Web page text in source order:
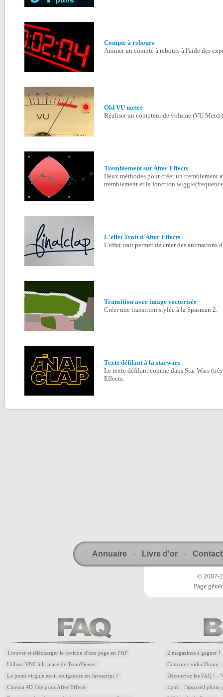
Compte à rebours
Animer un compte à rebours à l'aide des
Old VU meter
Réaliser un compteur de volume (VU
Tremblement sur After Effects
Deux méthodes pour créer un tremblement
tremblement et la fonction
L'effet Trait d'After Effects
L'effet trait permet de créer des animations
Transition avec image vectorisée
Créer une transition stylée à la Spasman 2.
Texte défilant à la starwars
Le texte défilant comme dans Star Wars
Effects.
Annuaire - Livre d'or - Contact
© 2007-
Page
Trouver et télécharger le favicon d'une page en PHP
Utiliser VNC à la place de TeamViewer
Le point virgule est-il obligatoire en Javascript ?
Cinema 4D Lite pour After Effects
2 magazines à gagner !
Concours video2brain
Découvrez les FAQ !
Lytro : l'appareil photo